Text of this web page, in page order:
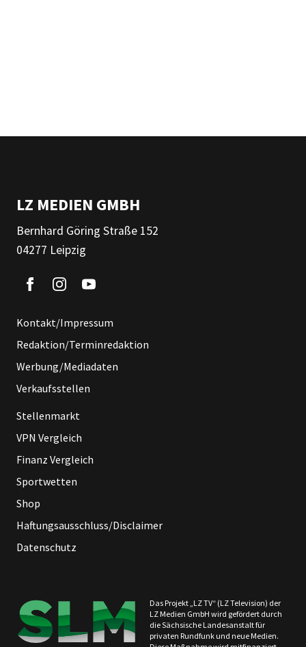
LZ MEDIEN GMBH
Bernhard Göring Straße 152
04277 Leipzig
Kontakt/Impressum
Redaktion/Terminredaktion
Werbung/Mediadaten
Verkaufsstellen
Stellenmarkt
VPN Vergleich
Finanz Vergleich
Sportwetten
Shop
Haftungsausschluss/Disclaimer
Datenschutz
Das Projekt „LZ TV“ (LZ Television) der
LZ Medien GmbH wird gefördert durch
die Sächsische Landesanstalt für
privaten Rundfunk und neue Medien.